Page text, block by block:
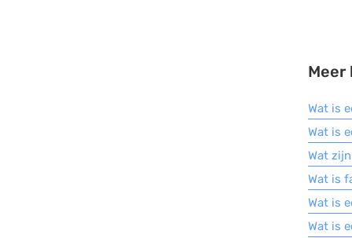
Meer
Wat is
Wat is
Wat
Wat is
Wat is
Wat is